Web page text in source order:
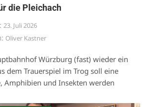
die Pleichach
23. Juli 2026
Oliver Kastner
Würzburg (fast) wieder ein
dem Trauerspiel im Trog soll eine
Amphibien und Insekten werden